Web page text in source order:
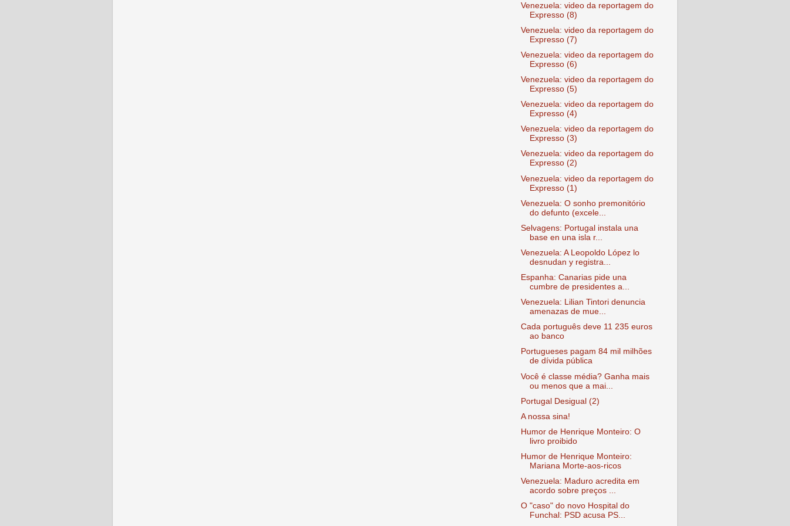
Venezuela: video da reportagem do
Expresso (8)
Venezuela: video da reportagem do
Expresso (7)
Venezuela: video da reportagem do
Expresso (6)
Venezuela: video da reportagem do
Expresso (5)
Venezuela: video da reportagem do
Expresso (4)
Venezuela: video da reportagem do
Expresso (3)
Venezuela: video da reportagem do
Expresso (2)
Venezuela: video da reportagem do
Expresso (1)
Venezuela: O sonho premonitório
do defunto (excele...
Selvagens: Portugal instala una
base en una isla r...
Venezuela: A Leopoldo López lo
desnudan y registra...
Espanha: Canarias pide una
cumbre de presidentes a...
Venezuela: Lilian Tintori denuncia
amenazas de mue...
Cada português deve 11 235 euros
ao banco
Portugueses pagam 84 mil milhões
de dívida pública
Você é classe média? Ganha mais
ou menos que a mai...
Portugal Desigual (2)
A nossa sina!
Humor de Henrique Monteiro: O
livro proibido
Humor de Henrique Monteiro:
Mariana Morte-aos-ricos
Venezuela: Maduro acredita em
acordo sobre preços ...
O "caso" do novo Hospital do
Funchal: PSD acusa PS...